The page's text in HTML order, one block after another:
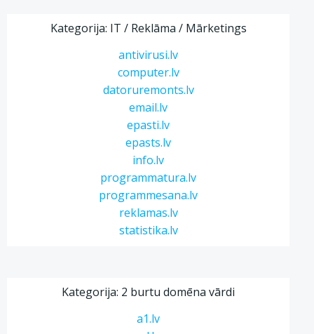
Kategorija: IT / Reklāma / Mārketings
antivirusi.lv
computer.lv
datoruremonts.lv
email.lv
epasti.lv
epasts.lv
info.lv
programmatura.lv
programmesana.lv
reklamas.lv
statistika.lv
Kategorija: 2 burtu domēna vārdi
a1.lv